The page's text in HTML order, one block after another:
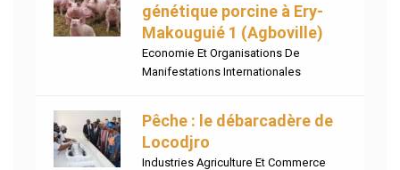
génétique porcine à Ery-
Makouguié 1 (Agboville)
Economie Et Organisations De
Manifestations Internationales
Pêche : le débarcadère de
Locodjro
Industries Agriculture Et Commerce